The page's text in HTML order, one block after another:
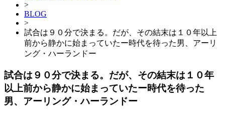
>
BLOG
>
試合は９０分で決まる。だが、その結末は１０年以上
前から静かに始まっていたー時代を待った男、アーリ
ング・ハーランドー
試合は９０分で決まる。だが、その結末は１０年
以上前から静かに始まっていたー時代を待った
男、アーリング・ハーランドー